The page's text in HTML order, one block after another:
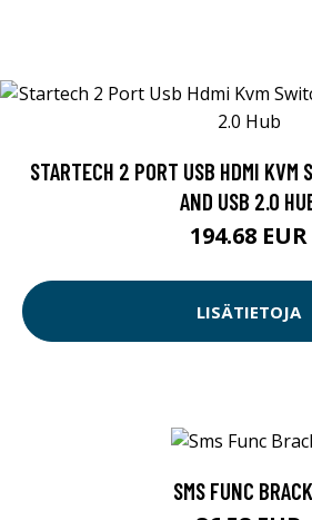
STARTECH 2 PORT USB HDMI KVM
AND USB 2.0
194.68 EUR
LISÄTIETOJA
SMS FUNC